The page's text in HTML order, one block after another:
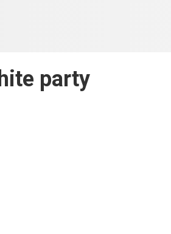
party